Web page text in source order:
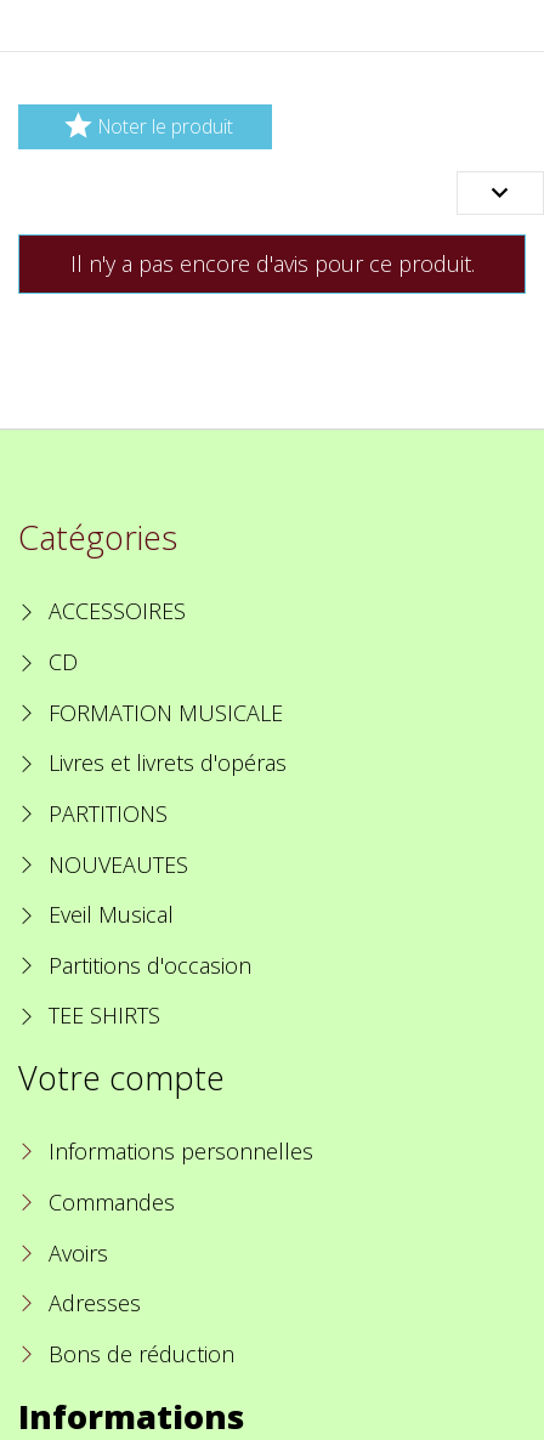
 Noter le produit

Il n'y a pas encore d'avis pour ce produit.
Catégories
ACCESSOIRES
CD
FORMATION MUSICALE
Livres et livrets d'opéras
PARTITIONS
NOUVEAUTES
Eveil Musical
Partitions d'occasion
TEE SHIRTS
Votre compte
Informations personnelles
Commandes
Avoirs
Adresses
Bons de réduction
Informations